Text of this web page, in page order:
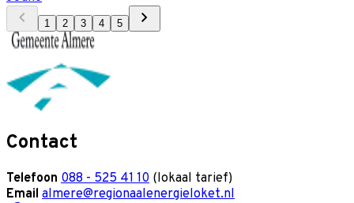
1 2 3 4 5
Contact
Telefoon 088 - 525 41 10 (lokaal tarief)
Email almere@regionaalenergieloket.nl